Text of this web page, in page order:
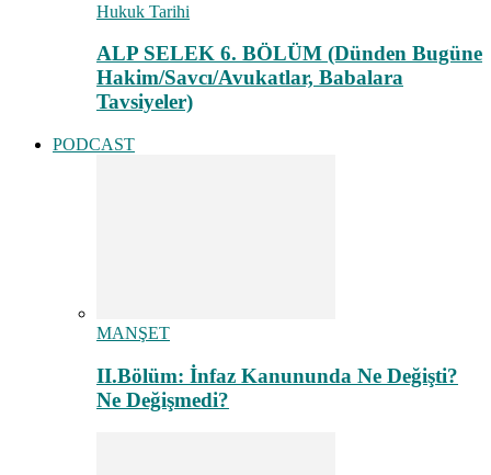
Hukuk Tarihi
ALP SELEK 6. BÖLÜM (Dünden Bugüne
Hakim/Savcı/Avukatlar, Babalara
Tavsiyeler)
PODCAST
MANŞET
II.Bölüm: İnfaz Kanununda Ne Değişti?
Ne Değişmedi?